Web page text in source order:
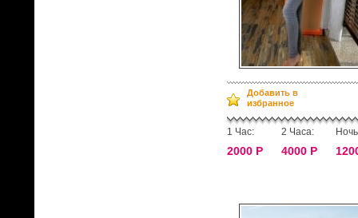
Добавить в
избранное
1 Час:
2000 Р
2 Часа:
4000 Р